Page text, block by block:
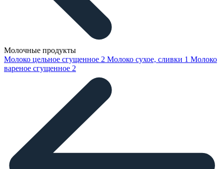
Молочные продукты
Молоко цельное сгущенное 2 Молоко сухое, сливки 1 Молоко
вареное сгущенное 2